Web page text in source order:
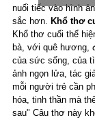
nuối tiếc vào hình
sắc hơn. Khổ thơ
Khổ thơ cuối thể
bà, với quê hương,
của sức sống, của
ảnh ngọn lửa, tác
mỗi người trẻ cần
hóa, tinh thần mà
sau" Câu thơ này